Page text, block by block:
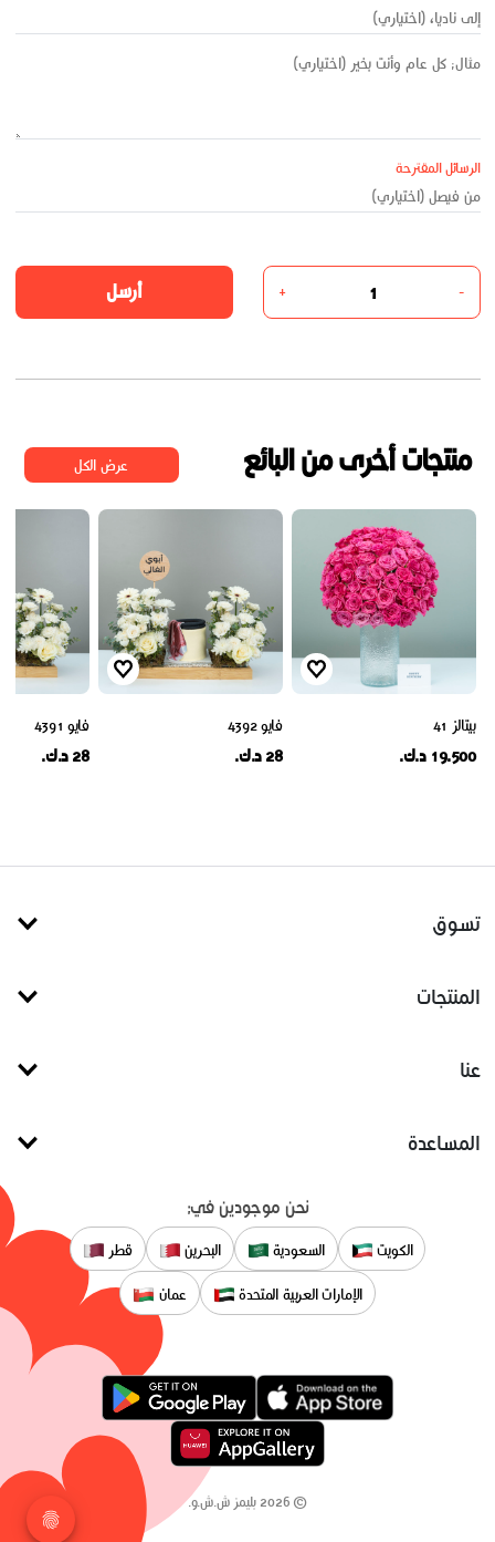
الرسائل المقترحة
-
+ أرسل
منتجات أخرى من البائع عرض الكل
بيتالز 41
19.500 د.ك.
فايو 4392
28 د.ك.
فايو 4391
28 د.ك.
تسوق
المنتجات
عنا
المساعدة
نحن موجودين في:
الكويت السعودية البحرين قطر
الإمارات العربية المتحدة عمان
©
2026 بليمز ش.ش.و.